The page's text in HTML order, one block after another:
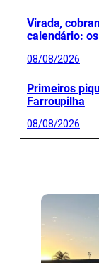
Virada,
calendário:
08/08/2026
Primeiros
Farroupilha
08/08/2026